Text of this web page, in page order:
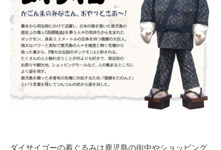
ダイサイゴーの着ぐるみは鹿児島の街中やショッピング